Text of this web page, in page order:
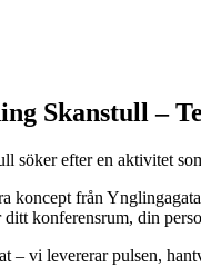
Skanstull –
söker efter en aktivitet
koncept från
konferensrum, din
– vi levererar pulsen,